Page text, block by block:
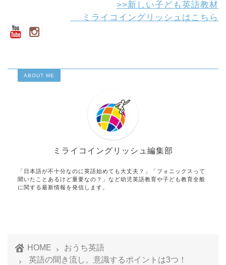
>>新しい子ども英語教材
ミライコイングリッシュはこちら
ABOUT ME
ミライコイングリッシュ編集部
「日本語が不十分なのに英語始めても大丈夫？」「フォニックスって
聞いたことあるけど重要なの？」など幼児英語教育や子ども教育全般
に関する最新情報を発信します。
HOME
おうち英語
英語の聞き流し。意識するポイントは3つ！